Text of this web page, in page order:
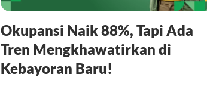
Okupansi Naik 88%, Tapi Ada
Tren Mengkhawatirkan di
Kebayoran Baru!